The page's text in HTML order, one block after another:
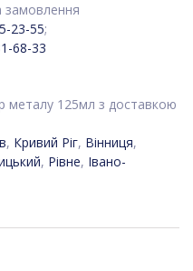
замовлення
23-55;
68-33
металу 125мл з доставкою
, Кривий Ріг, Вінниця,
, Рівне, Івано-